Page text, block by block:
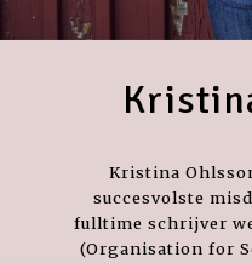
Kristina
succesvolste
fulltime schrijver
(Organisation for